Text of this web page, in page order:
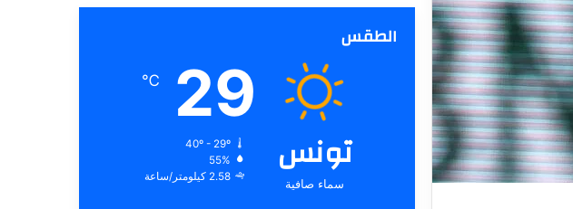
الطقس
تونس
سماء صافية
29
℃
40º - 29º
55%
2.58 كيلومتر/ساعة